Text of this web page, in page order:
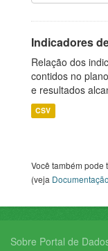
Indicadores
Relação dos
contidos no
e resultados
CSV
Você também pode
(veja
Sobre Portal de